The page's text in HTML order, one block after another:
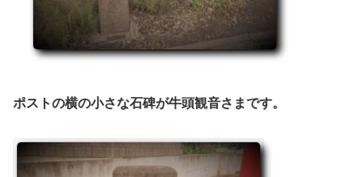
ポストの横の小さな石碑が牛頭観音さまです。